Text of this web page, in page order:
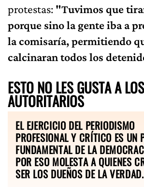
protestas: "Tuvimos que
porque sino la gente iba a
la comisaría, permitiendo
calcinaran todos los
ESTO NO LES GUSTA A LOS
AUTORITARIOS
EL EJERCICIO DEL PERIODISMO
PROFESIONAL Y CRÍTICO ES UN
FUNDAMENTAL DE LA
POR ESO MOLESTA A QUIENES
SER LOS DUEÑOS DE LA VERDAD.